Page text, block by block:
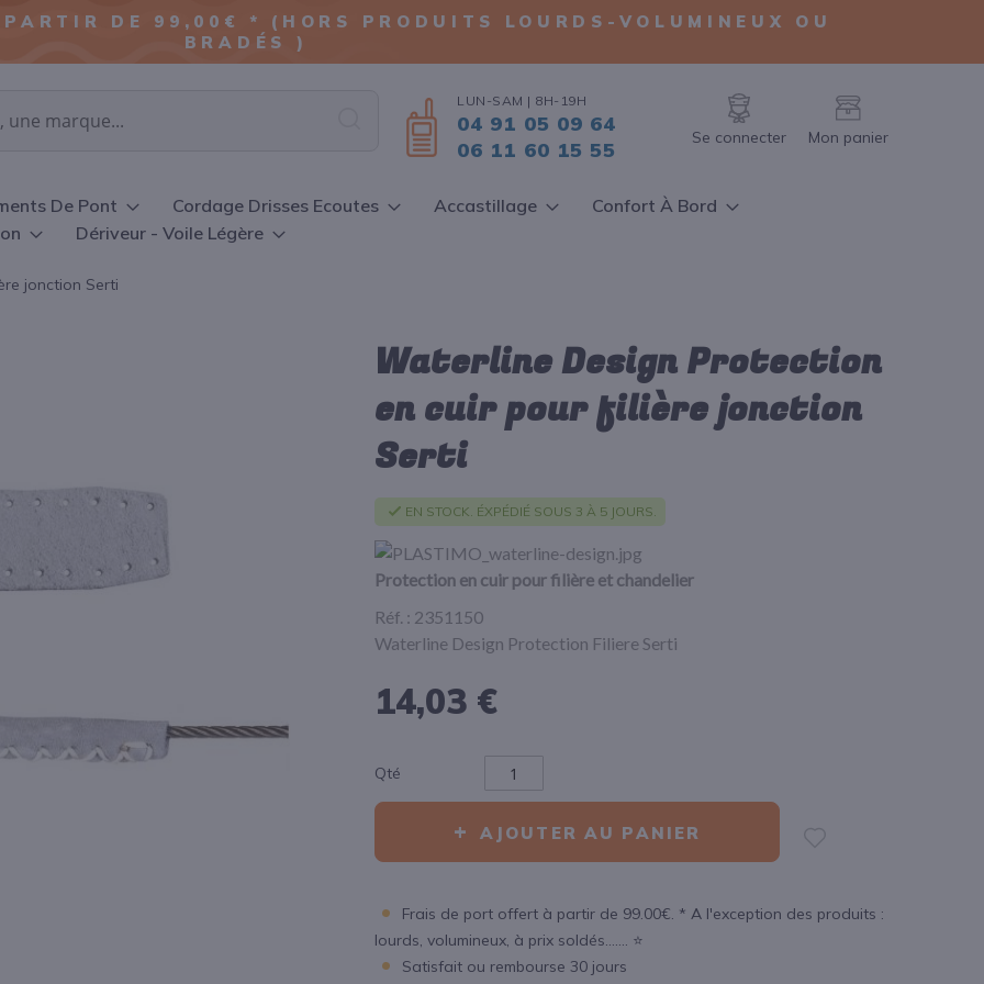
ALLER
AU
CONTENU
DE 99,00€ * (HORS PRODUITS LOURDS-VOLUMINEUX OU
BRADÉS )
Chercher
LUN-SAM | 8H-19H
04 91 05 09 64
06 11 60 15 55
Se connecter Mon panier
De Pont Cordage Drisses Ecoutes Accastillage
Confort À Bord
Dériveur - Voile Légère
jonction Serti
Waterline Design Protection
en cuir pour filière jonction
Serti
EN STOCK. ÉXPÉDIÉ SOUS 3 À 5 JOURS.
Protection en cuir pour filière et chandelier
Réf. : 2351150
Waterline Design Protection Filiere Serti
14,03 €
Qté
AJOUTER AU PANIER
Frais de port offert à partir de 99.00€. * A l'exception des produits :
lourds, volumineux, à prix soldés....... ⭐
Satisfait ou rembourse 30 jours